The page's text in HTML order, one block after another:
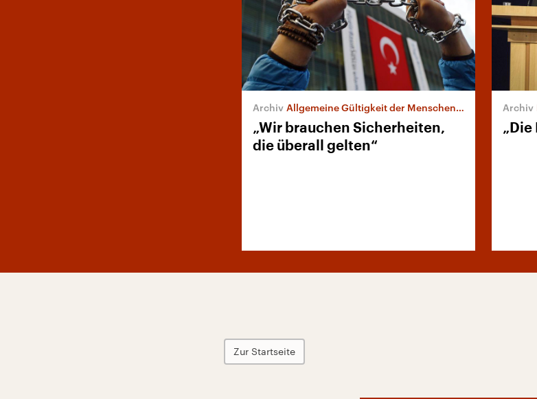
Allgemeine Gültigkeit der Menschenrechte
„Wir brauchen Sicherheiten,
die überall gelten“
„Die
Zur Startseite